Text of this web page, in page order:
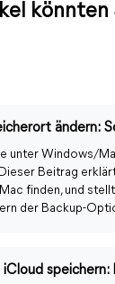
könnten
unter Windows/
Beitrag
finden, und
der Backup-